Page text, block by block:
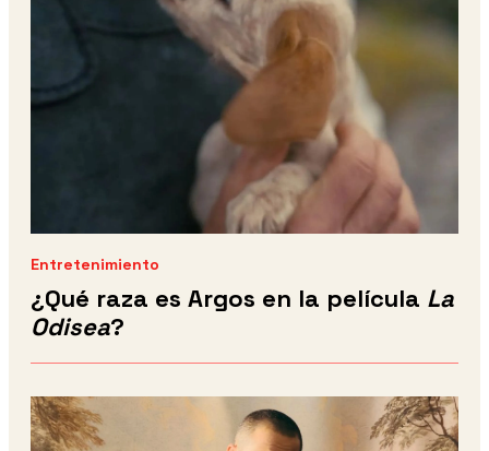
Entretenimiento
¿Qué raza es Argos en la película La
Odisea?